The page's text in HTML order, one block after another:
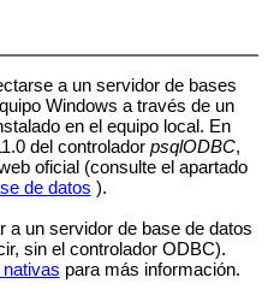
a un servidor de bases
Windows a través de un
en el equipo local. En
del controlador psqlODBC,
oficial (consulte el apartado
de datos ).
a un servidor de base de datos
sin el controlador ODBC).
para más información.